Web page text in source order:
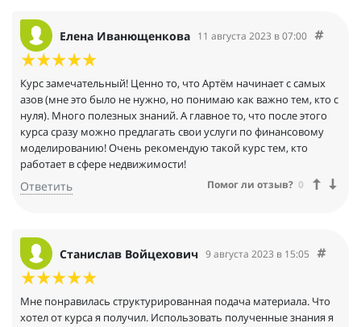
Елена Иванющенкова 11 августа 2023 в 07:00
Курс замечательный! Ценно то, что Артём начинает с самых
азов (мне это было не нужно, но понимаю как важно тем, кто с
нуля). Много полезных знаний. А главное то, что после этого
курса сразу можно предлагать свои услуги по финансовому
моделированию! Очень рекомендую такой курс тем, кто
работает в сфере недвижимости!
Ответить Помог ли отзыв? 0
Станислав Войцехович 9 августа 2023 в 15:05
Мне понравилась структурированная подача материала. Что
хотел от курса я получил. Использовать полученные знания я